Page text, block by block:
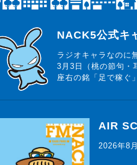
らじっと君
NACK5公式キ
ラジオキャラなのに
3月3日（桃の節句・
座右の銘「足で稼ぐ」
AIR
2026年8